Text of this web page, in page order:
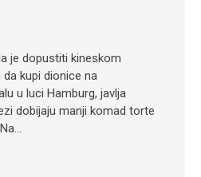
je dopustiti kineskom
kupi dionice na
u luci Hamburg, javlja
dobijaju manji komad torte